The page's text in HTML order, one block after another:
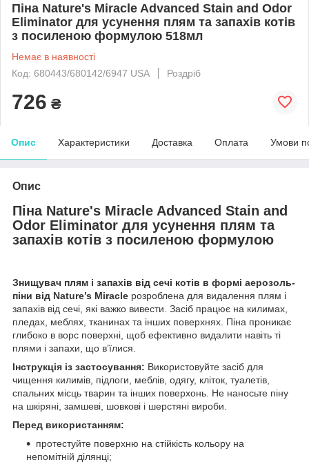
Піна Nature's Miracle Advanced Stain and Odor
Eliminator для усунення плям та запахів котів
з посиленою формулою 518мл
Немає в наявності
Код: 680443/680142/6947 USA
Роздріб
726 ₴
Опис Характеристики Доставка Оплата Умови
Опис
Піна Nature's Miracle Advanced Stain and
Odor Eliminator для усунення плям та
запахів котів з посиленою формулою
Знищувач плям і запахів від сечі котів в формі аерозоль-
піни від Nature’s Miracle розроблена для видалення плям і
запахів від сечі, які важко вивести. Засіб працює на килимах,
пледах, меблях, тканинах та інших поверхнях. Піна проникає
глибоко в ворс поверхні, щоб ефективно видалити навіть ті
плями і запахи, що в’їлися.
Інструкція із застосування: Використовуйте засіб для
чищення килимів, підлоги, меблів, одягу, кліток, туалетів,
спальних місць тварин та інших поверхонь. Не наносьте піну
на шкіряні, замшеві, шовкові і шерстяні вироби.
Перед використанням:
протестуйте поверхню на стійкість кольору на
непомітній ділянці;